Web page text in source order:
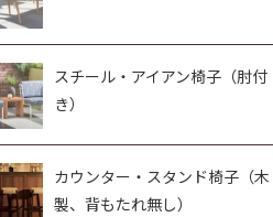
スチール・アイアン椅子（肘付
き）
カウンター・スタンド椅子（木
製、背もたれ無し）